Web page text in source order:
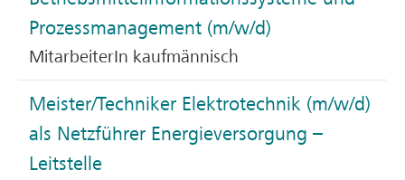
Prozessmanagement (m/w/d)
MitarbeiterIn kaufmännisch
Meister/Techniker Elektrotechnik (m/w/d)
als Netzführer Energieversorgung –
Leitstelle